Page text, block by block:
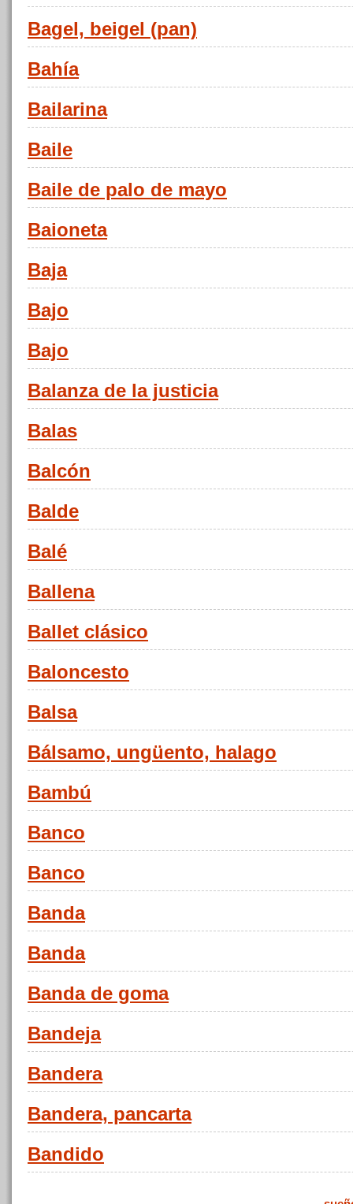
Bagel, beigel (pan)
Bahía
Bailarina
Baile
Baile de palo de mayo
Baioneta
Baja
Bajo
Bajo
Balanza de la justicia
Balas
Balcón
Balde
Balé
Ballena
Ballet clásico
Baloncesto
Balsa
Bálsamo, ungüento, halago
Bambú
Banco
Banco
Banda
Banda
Banda de goma
Bandeja
Bandera
Bandera, pancarta
Bandido